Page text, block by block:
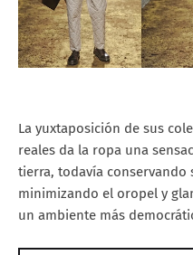
La yuxtaposición de sus
reales da la ropa una
tierra, todavía conservando
minimizando el oropel y
un ambiente más